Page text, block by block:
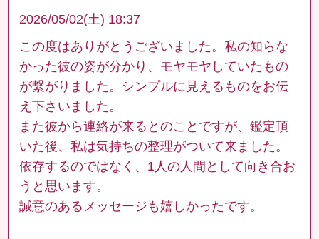
2026/05/02(土) 18:37
この度はありがとうございました。私の知らな
かった彼の姿が分かり、モヤモヤしていたもの
が繋がりました。シンプルに見えるものをお伝
え下さいました。
また彼から連絡が来るとのことですが、鑑定頂
いた後、私は気持ちの整理がついて来ました。
依存するのではなく、1人の人間として向き合お
うと思います。
誠意のあるメッセージも嬉しかったです。